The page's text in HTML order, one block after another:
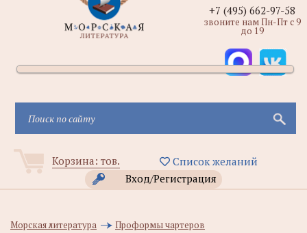
Корзина: тов.
Список желаний
Вход/Регистрация
+7 (495) 662-97-58
звоните нам Пн-Пт с 9
до 19
Морская литература Проформы чартеров